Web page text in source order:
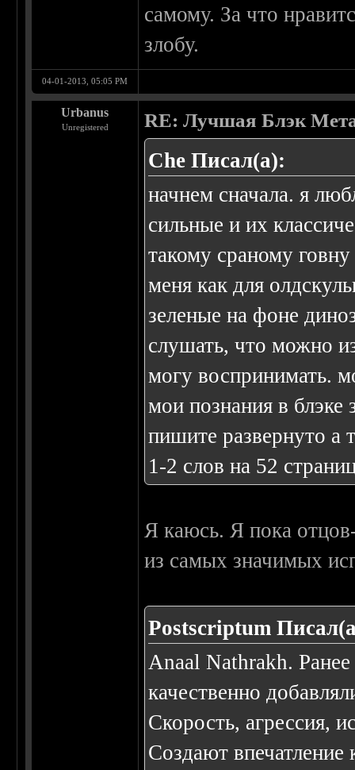
самому. За что
злобу.
04-01-2013, 05:05 PM
Urbanus
Unregistered RE: Лучшая Блэк
Che Писал(а):
начнем сначала. я
сильные и их
такому сраному
меня как для
зеленые на фоне
слушать, что можно
могу воспринимать.
мои познания в
пишите развернуто а
1-2 слов на 52
Я каюсь. Я пока
из самых значимых
Postscriptum
Anaal Nathrakh.
качественно
Скорость, агрессия,
Создают впечатление